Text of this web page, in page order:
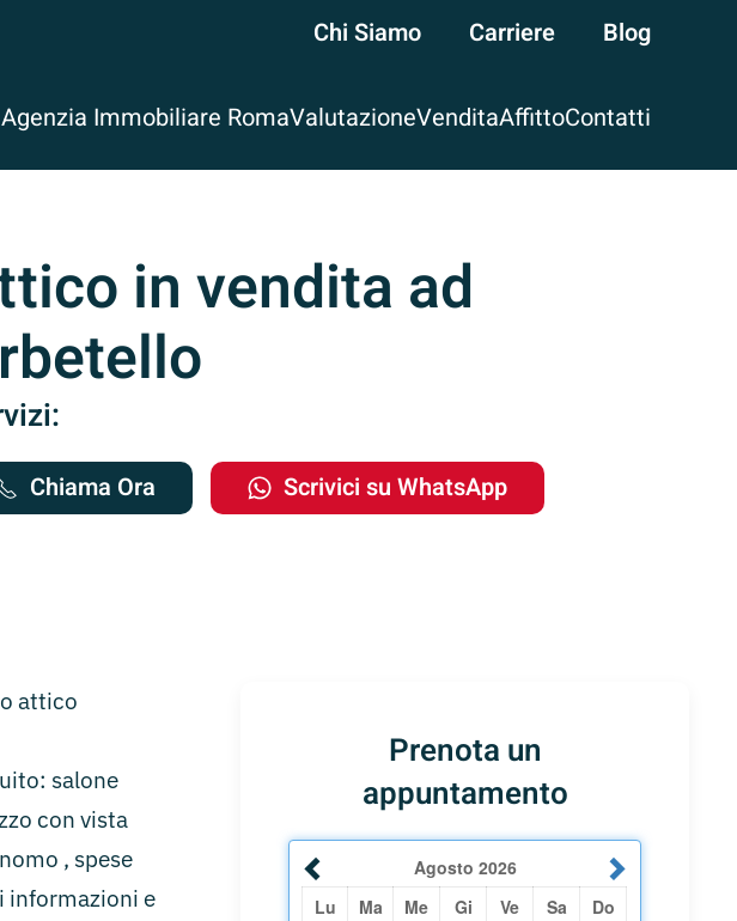
Chi Siamo Carriere Blog
Agenzia Immobiliare RomaValutazioneVenditaAffittoContatti
in vendita ad
Chiama Ora Scrivici su WhatsApp
attico
salone
con vista
, spese
informazioni e
Prenota un
appuntamento
Agosto 2026
Lu
Ma Me Gi Ve Sa Do